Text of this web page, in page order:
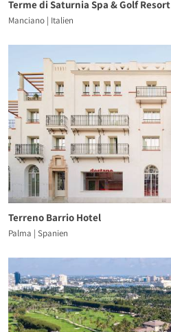
Terme di Saturnia Spa & Golf Resort
Manciano | Italien
Terreno Barrio Hotel
Palma | Spanien